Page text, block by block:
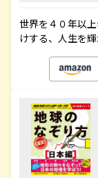
世界を４０年以
けする、人生を